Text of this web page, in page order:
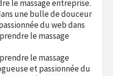
le massage entreprise.
une bulle de douceur
du webdans
le massage
le massage
et passionnée du